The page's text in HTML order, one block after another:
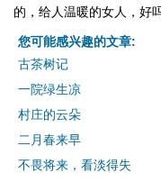
的，给人温暖的女人，好
您可能感兴趣的文章:
古茶树记
一院绿生凉
村庄的云朵
二月春来早
不畏将来，看淡得失